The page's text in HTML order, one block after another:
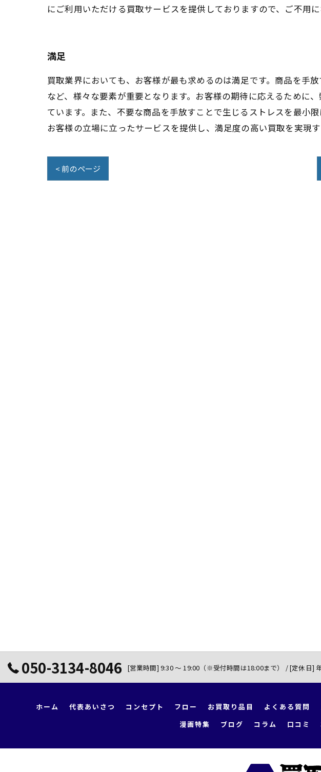
にご利用いただける買取サービスを提供しておりますので、ご不用
満足
買取業界においても、お客様が最も求めるのは満足です。商品を手
など、様々な要素が重要となります。お客様の期待に応えるために
ています。また、不要な商品を手放すことで生じるストレスを最小
お客様の立場に立ったサービスを提供し、満足度の高い買取を実現
< 前のページ
050-3134-8046 [営業時間] 9:30 ～ 19:00（※受付時間は18:00まで） / [定休日]
ホーム 代表あいさつ コンセプト フロー お買取り品目 よくある質問
漫画特集
ブログ コラム 口コミ